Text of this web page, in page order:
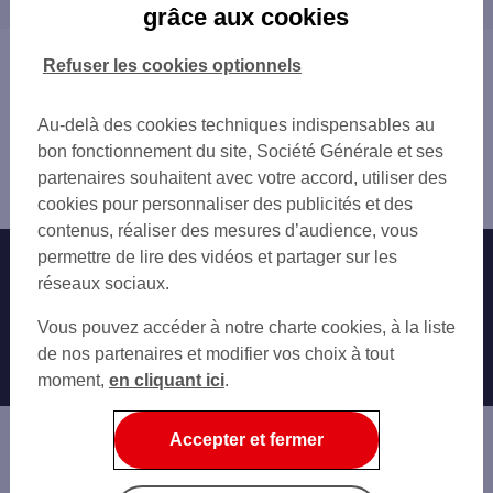
ISSY LES MLX 3 MOULINS
ISSY LES MLX MAIRIE
BAGNEUX DAMPIERRE
ISSY LES MX C CELTON
MEUDON-LA-FORET
MEUDON BELLEVUE
VANVES PLATEAU
MALAKOFF HOTEL DE VILLE
BOULOGNE M SEMBAT
CHATENAY-MALABRY
PARIS PTE DE ST CLOUD
PARIS PORTE DE VANVES
CACHAN A BRIAND
MALAKOFF
LE PLESSIS-ROBINSON
ISSY-LES-MOULINEAUX
VANVES
SCEAUX
BAGNEUX
BOULOGNE-BILLANCOURT
CHÂTENAY-MALABRY
BOURG-LA-REINE
SÈVRES
CACHAN
CHAVILLE
SAINT-CLOUD
Vous êtes ici : Accueil
Clamart
Agence CLAMART MAIRIE
Nos engagements Nous contacter
Autres sites SG
Professionnels
Entreprises
Associations
Banque privée
grâce aux cookies
Au-delà des cookies techniques indispensables au
bon fonctionnement du site, Société Générale et ses
partenaires souhaitent avec votre accord, utiliser des
cookies pour personnaliser des publicités et des
contenus, réaliser des mesures d’audience, vous
permettre de lire des vidéos et partager sur les
réseaux sociaux.
Vous pouvez accéder à notre charte cookies, à la liste
de nos partenaires et modifier vos choix à tout
moment, en cliquant ici.
Refuser les cookies optionnels
Accepter et fermer